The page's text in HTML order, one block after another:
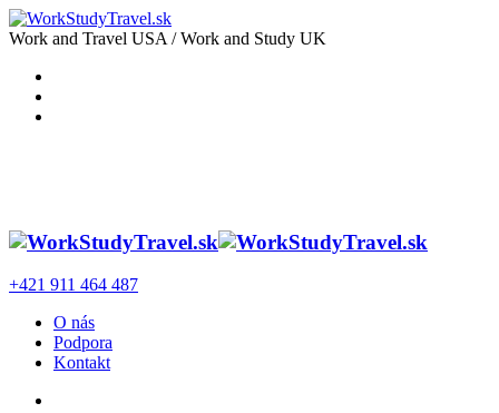
Work and Travel USA / Work and Study UK
+421 911 464 487
O nás
Podpora
Kontakt